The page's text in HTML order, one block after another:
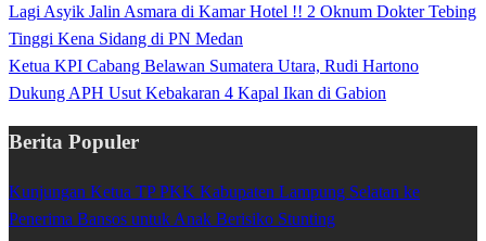
Lagi Asyik Jalin Asmara di Kamar Hotel !! 2 Oknum Dokter Tebing
Tinggi Kena Sidang di PN Medan
Ketua KPI Cabang Belawan Sumatera Utara, Rudi Hartono
Dukung APH Usut Kebakaran 4 Kapal Ikan di Gabion
Berita Populer
Kunjungan Ketua TP PKK Kabupaten Lampung Selatan ke
Penerima Bansos untuk Anak Berisiko Stunting